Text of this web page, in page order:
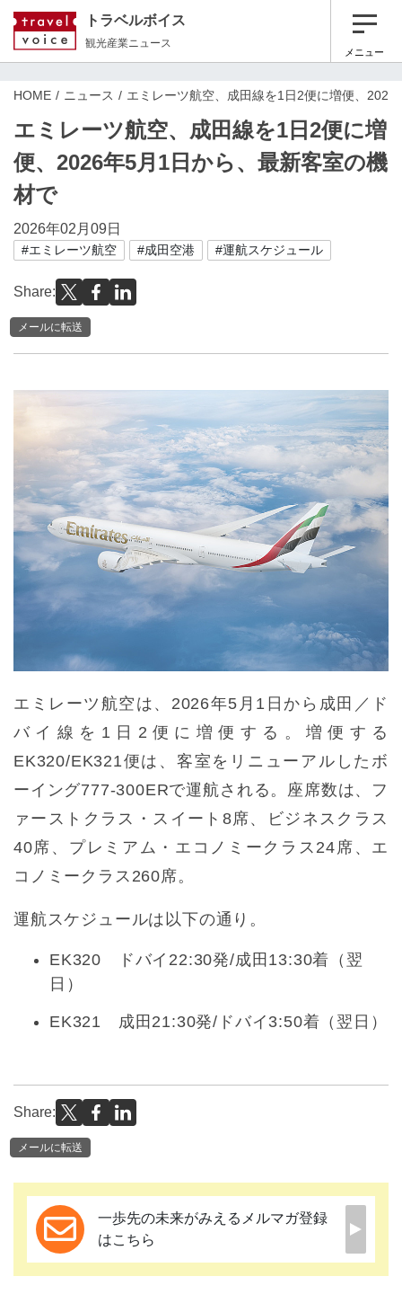
トラベルボイス
観光産業ニュース
メニュー
HOME ニュース エミレーツ航空、成田線を1日2便に増便、
エミレーツ航空、成田線を1日2便に増
便、2026年5月1日から、最新客室の機
材で
2026年02月09日
#エミレーツ航空 #成田空港 #運航スケジュール
Share:
メールに転送
エミレーツ航空は、2026年5月1日から成田／ド
バイ線を1日2便に増便する。増便する
EK320/EK321便は、客室をリニューアルしたボ
ーイング777-300ERで運航される。座席数は、フ
ァーストクラス・スイート8席、ビジネスクラス
40席、プレミアム・エコノミークラス24席、エ
コノミークラス260席。
運航スケジュールは以下の通り。
EK320 ドバイ22:30発/成田13:30着（翌
日）
EK321 成田21:30発/ドバイ3:50着（翌日）
Share:
メールに転送
一歩先の未来がみえるメルマガ登録
はこちら